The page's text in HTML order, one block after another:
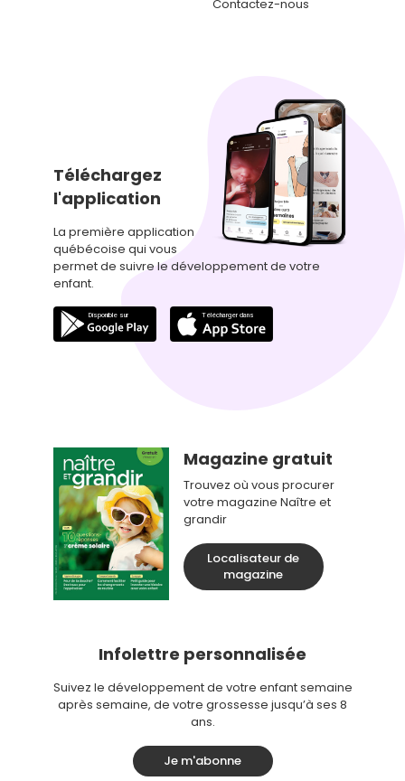
Contactez-nous
Téléchargez
l'application
La première application
québécoise qui vous
permet de suivre le développement de votre
enfant.
Magazine gratuit
Trouvez où vous procurer
votre magazine Naître et
grandir
Localisateur de
magazine
Infolettre personnalisée
Suivez le développement de votre enfant semaine
après semaine, de votre grossesse jusqu’à ses 8
ans.
Je m'abonne